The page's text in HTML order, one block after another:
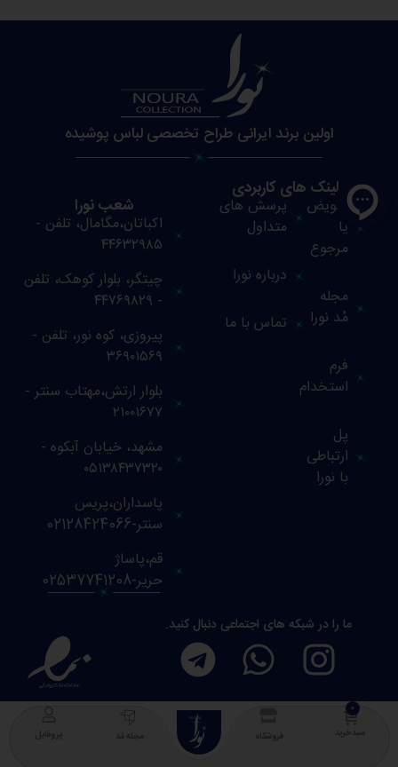
سبدخرید فروشگاه
NOURA
مجله مُد پروفایل
اولین برند ایرانی طراح تخصصی لباس پوشیده
لینک های کاربردی
تعویض
یا
مرجوع
مجله
مُد نورا
فرم
استخدام
پل
ارتباطی
با نورا
پرسش های
متداول
درباره نورا
تماس با ما
شعب نورا
اکباتان،مگامال، تلفن -
۴۴۶۳۲۹۸۵
چیتگر، بلوار کوهک، تلفن
- ۴۴۷۶۹۸۲۹
پیروزی، کوه نور، تلفن -
۳۶۹۰۱۵۶۹
بلوار ارتش،مهتاب سنتر -
۲۱۰۰۱۶۷۷
مشهد، خیابان آبکوه -
۰۵۱۳۸۴۳۷۳۲۰
پاسداران،پریس
سنتر-02128424066
قم،پاساژ
حریر-02537741208
ما را در شبکه های اجتماعی دنبال کنید.